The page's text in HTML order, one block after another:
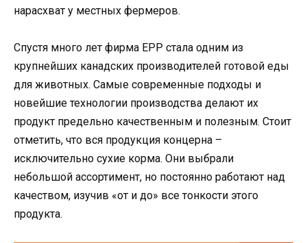
нарасхват у местных фермеров.
Спустя много лет фирма EPP стала одним из
крупнейших канадских производителей готовой еды
для животных. Самые современные подходы и
новейшие технологии производства делают их
продукт предельно качественным и полезным. Стоит
отметить, что вся продукция концерна –
исключительно сухие корма. Они выбрали
небольшой ассортимент, но постоянно работают над
качеством, изучив «от и до» все тонкости этого
продукта.